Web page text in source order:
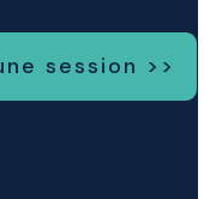
session >>